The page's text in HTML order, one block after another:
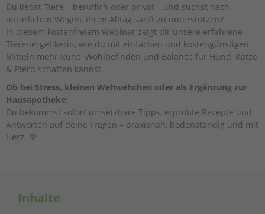
Du liebst Tiere – beruflich oder privat – und suchst nach
natürlichen Wegen, ihren Alltag sanft zu unterstützen?
In diesem kostenfreiem Webinar zeigt dir unsere erfahrene
Tierenergetikerin, wie du mit einfachen und kostengünstigen
Mitteln mehr Ruhe, Wohlbefinden und Balance für Hund, Katze
& Pferd schaffen kannst.
Ob bei Stress, kleinen Wehwehchen oder als Ergänzung zur
Hausapotheke:
Du bekommst sofort umsetzbare Tipps, erprobte Rezepte und
Antworten auf deine Fragen – praxisnah, bodenständig und mit
Herz. 💚
Inhalte